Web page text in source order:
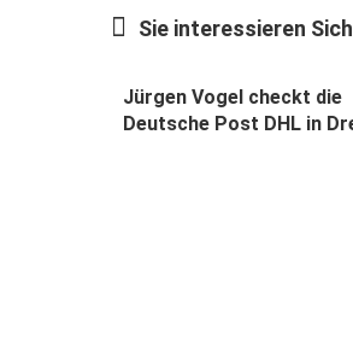
Sie interessieren
Jürgen Vogel checkt die
Deutsche Post DHL in